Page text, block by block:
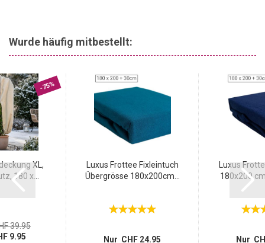
Wurde häufig mitbestellt:
-75%
XL,
180 x...
39.95
9.95
Luxus Frottee Fixleintuch
Übergrösse 180x200cm...
Nur CHF 24.95
Luxus
180x200
Nur